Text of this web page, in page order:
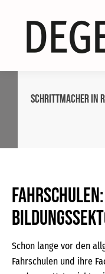
Schrittmacher in
Schon lange vor den
Fahrschulen und ihre